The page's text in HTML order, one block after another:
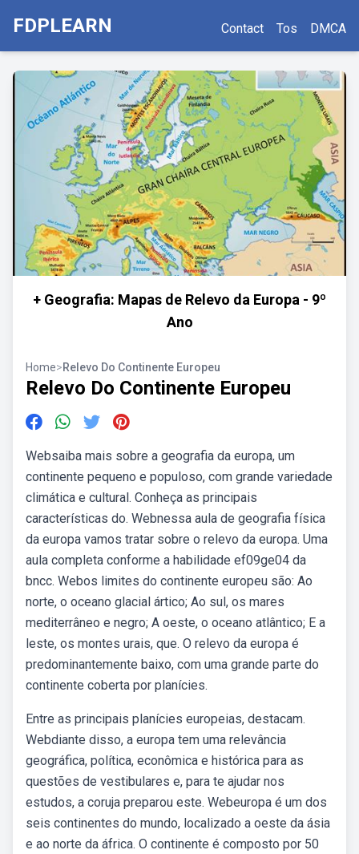
FDPLEARN Contact Tos DMCA
+ Geografia: Mapas de Relevo da Europa - 9º
Ano
Home>Relevo Do Continente Europeu
Relevo Do Continente Europeu
Websaiba mais sobre a geografia da europa, um
continente pequeno e populoso, com grande variedade
climática e cultural. Conheça as principais
características do. Webnessa aula de geografia física
da europa vamos tratar sobre o relevo da europa. Uma
aula completa conforme a habilidade ef09ge04 da
bncc. Webos limites do continente europeu são: Ao
norte, o oceano glacial ártico; Ao sul, os mares
mediterrâneo e negro; A oeste, o oceano atlântico; E a
leste, os montes urais, que. O relevo da europa é
predominantemente baixo, com uma grande parte do
continente coberta por planícies.
Entre as principais planícies europeias, destacam.
Webdiante disso, a europa tem uma relevância
geográfica, política, econômica e histórica para as
questões de vestibulares e, para te ajudar nos
estudos, a coruja preparou este. Webeuropa é um dos
seis continentes do mundo, localizado a oeste da ásia
e ao norte da áfrica. O continente é composto por 50